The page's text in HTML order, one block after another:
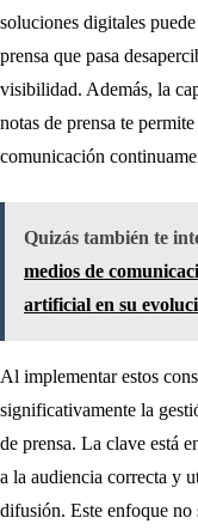
soluciones digitales
prensa que pasa
visibilidad. Además, la
notas de prensa te
comunicación
Quizás también te
medios de
artificial en su
Al implementar estos
significativamente la
de prensa. La clave está
a la audiencia correcta y
difusión. Este enfoque no